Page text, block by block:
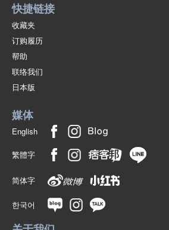
快捷链接
收藏夹
订购履历
帮助
联络我们
日本版
媒体
English
繁體字
简体字
한국어